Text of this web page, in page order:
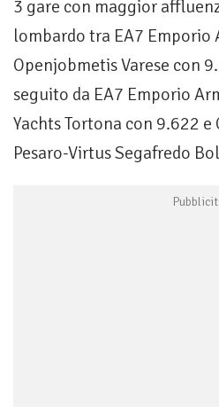
3 gare con maggior
lombardo tra EA7 Emporio
Openjobmetis Varese con
seguito da EA7 Emporio
Yachts Tortona con 9.622
Pesaro-Virtus Segafredo